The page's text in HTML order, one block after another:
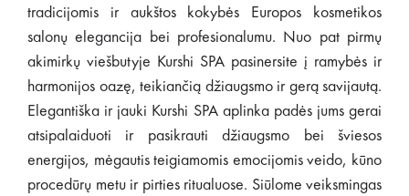
tradicijomis ir aukštos kokybės Europos kosmetikos
salonų elegancija bei profesionalumu. Nuo pat pirmų
akimirkų viešbutyje Kurshi SPA pasinersite į ramybės ir
harmonijos oazę, teikiančią džiaugsmo ir gerą savijautą.
Elegantiška ir jauki Kurshi SPA aplinka padės jums gerai
atsipalaiduoti ir pasikrauti džiaugsmo bei šviesos
energijos, mėgautis teigiamomis emocijomis veido, kūno
procedūrų metu ir pirties ritualuose. Siūlome veiksmingas